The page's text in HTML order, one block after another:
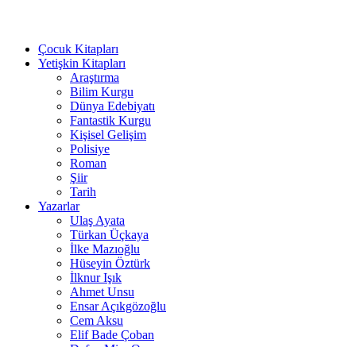
Çocuk Kitapları
Yetişkin Kitapları
Araştırma
Bilim Kurgu
Dünya Edebiyatı
Fantastik Kurgu
Kişisel Gelişim
Polisiye
Roman
Şiir
Tarih
Yazarlar
Ulaş Ayata
Türkan Üçkaya
İlke Mazıoğlu
Hüseyin Öztürk
İlknur Işık
Ahmet Unsu
Ensar Açıkgözoğlu
Cem Aksu
Elif Bade Çoban